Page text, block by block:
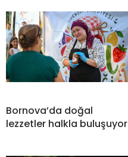
Bornova’da doğal
lezzetler halkla buluşuyor